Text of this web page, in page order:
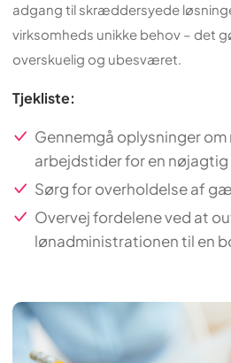
adgang til skræddersyede
virksomheds unikke behov – det
overskuelig og ubesværet.
Tjekliste:
Gennemgå oplysninger
arbejdstider for en
Sørg for overholdelse af
Overvej fordelene ved at
lønadministrationen til en